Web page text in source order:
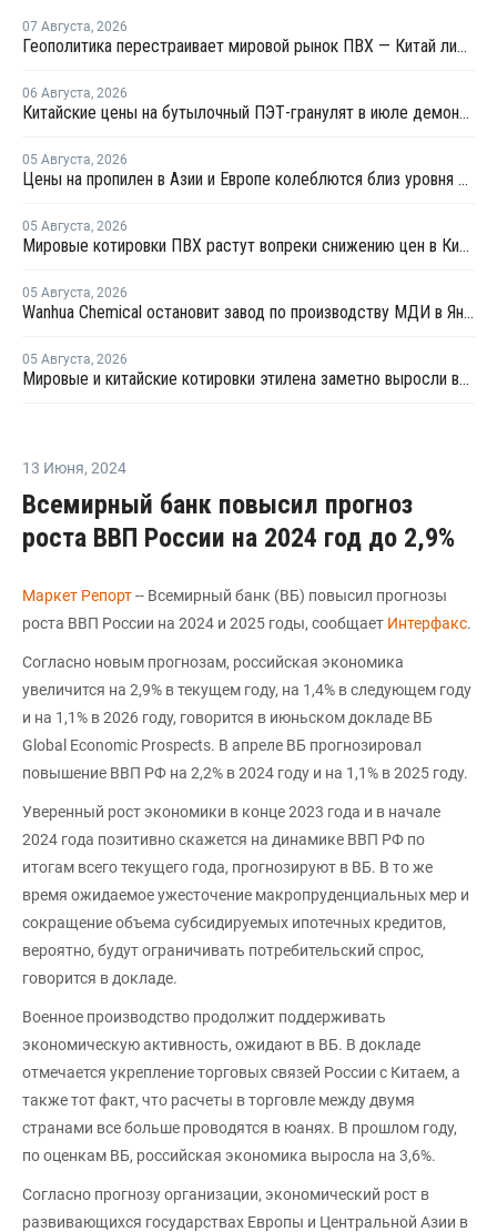
07 Августа, 2026
Геополитика перестраивает мировой рынок ПВХ — Китай лидирует в экспорте
06 Августа, 2026
Китайские цены на бутылочный ПЭТ-гранулят в июле демонстрировали сильную волатильность
05 Августа, 2026
Цены на пропилен в Азии и Европе колеблются близ уровня в USD1000
05 Августа, 2026
Мировые котировки ПВХ растут вопреки снижению цен в Китае
05 Августа, 2026
Wanhua Chemical остановит завод по производству МДИ в Яньтае для планового ремонта
05 Августа, 2026
Мировые и китайские котировки этилена заметно выросли во второй половине июля
13 Июня, 2024
Всемирный банк повысил прогноз
роста ВВП России на 2024 год до 2,9%
Маркет Репорт-- Всемирный банк (ВБ) повысил прогнозы
роста ВВП России на 2024 и 2025 годы, сообщает Интерфакс.
Согласно новым прогнозам, российская экономика
увеличится на 2,9% в текущем году, на 1,4% в следующем году
и на 1,1% в 2026 году, говорится в июньском докладе ВБ
Global Economic Prospects. В апреле ВБ прогнозировал
повышение ВВП РФ на 2,2% в 2024 году и на 1,1% в 2025 году.
Уверенный рост экономики в конце 2023 года и в начале
2024 года позитивно скажется на динамике ВВП РФ по
итогам всего текущего года, прогнозируют в ВБ. В то же
время ожидаемое ужесточение макропруденциальных мер и
сокращение объема субсидируемых ипотечных кредитов,
вероятно, будут ограничивать потребительский спрос,
говорится в докладе.
Военное производство продолжит поддерживать
экономическую активность, ожидают в ВБ. В докладе
отмечается укрепление торговых связей России с Китаем, а
также тот факт, что расчеты в торговле между двумя
странами все больше проводятся в юанях. В прошлом году,
по оценкам ВБ, российская экономика выросла на 3,6%.
Согласно прогнозу организации, экономический рост в
развивающихся государствах Европы и Центральной Азии в